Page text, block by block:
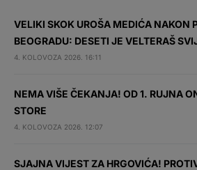
VELIKI SKOK UROŠA MEDIĆA NAKON
BEOGRADU: DESETI JE VELTERAŠ
4. KOLOVOZA 2026. 16:11
NEMA VIŠE ČEKANJA! OD 1. RUJNA
STORE
4. KOLOVOZA 2026. 12:07
SJAJNA VIJEST ZA HRGOVIĆA!